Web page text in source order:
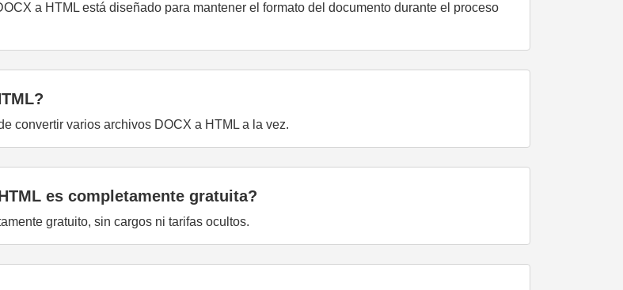
a HTML está diseñado para mantener el formato del documento durante el proceso
convertir varios archivos DOCX a HTML a la vez.
es completamente gratuita?
gratuito, sin cargos ni tarifas ocultos.